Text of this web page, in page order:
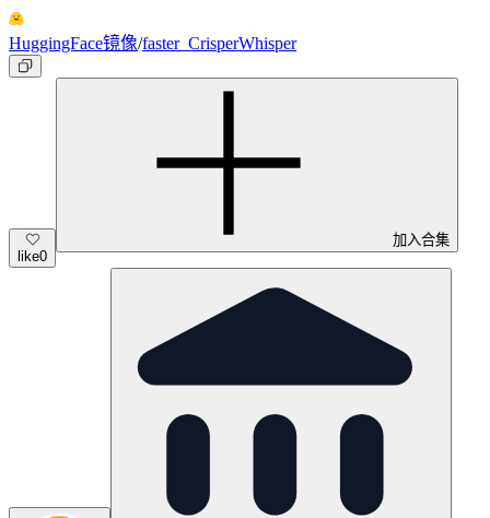
HuggingFace镜像/faster_CrisperWhisper
like0
加入合集